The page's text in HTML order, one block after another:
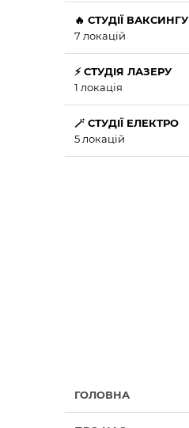
🔥 СТУДІЇ ВАКСИНГУ
7 локацій
⚡ СТУДІЯ ЛАЗЕРУ
1 локація
🪄 СТУДІЇ ЕЛЕКТРО
5 локацій
ГОЛОВНА